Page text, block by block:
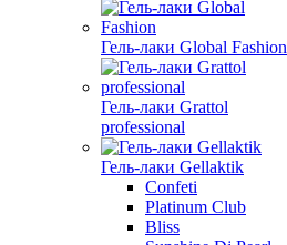
Гель-лаки Global Fashion
Гель-лаки Grattol
professional
Гель-лаки Gellaktik
Confeti
Platinum Club
Bliss